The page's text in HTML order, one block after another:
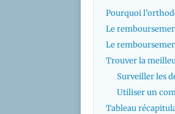
Pourquoi
Le
Le
Trouver la
Surveiller les
Utiliser un
Tableau